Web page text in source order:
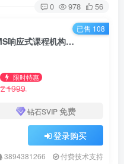
0 978 56
教育培训网站模板下载-PbootCMS响应式课程机构源码【卓创源码网】
限时特惠
Z1999
钻石SVIP免费
登录购买
3894381266 付费技术支持
已售 108